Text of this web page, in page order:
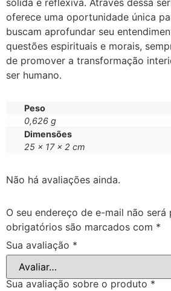
oferece uma oportunidade única
buscam aprofundar seu
questões espirituais e morais,
de promover a transformação
ser humano.
Peso
0,626 g
Dimensões
25 × 17 × 2 cm
Não há avaliações ainda.
O seu endereço de e-mail não será
obrigatórios são marcados com *
Sua avaliação *
Sua avaliação sobre o produto *